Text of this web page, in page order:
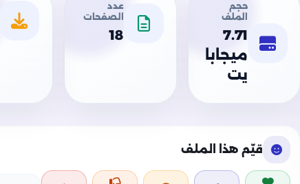
حجم
الملف
7.71
ميجابا
يت
عدد
الصفحات
18
قيّم هذا الملف